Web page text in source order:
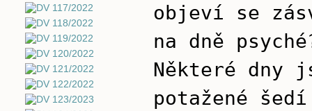
objeví se
na dně
Některé dny
potažené šedí